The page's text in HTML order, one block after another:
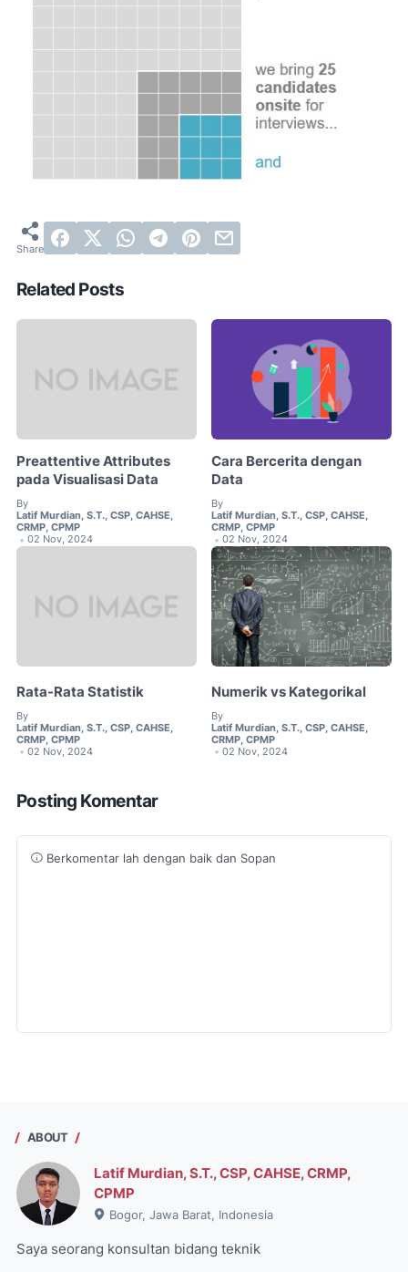
Related Posts
Preattentive Attributes
pada Visualisasi Data
By
Latif Murdian, S.T., CSP, CAHSE,
CRMP, CPMP
• 02 Nov, 2024
Cara Bercerita dengan
Data
By
Latif Murdian, S.T., CSP, CAHSE,
CRMP, CPMP
• 02 Nov, 2024
Rata-Rata Statistik
By
Latif Murdian, S.T., CSP, CAHSE,
CRMP, CPMP
• 02 Nov, 2024
Numerik vs Kategorikal
By
Latif Murdian, S.T., CSP, CAHSE,
CRMP, CPMP
• 02 Nov, 2024
Posting Komentar
Berkomentar lah dengan baik dan Sopan
ABOUT
Latif Murdian, S.T., CSP, CAHSE, CRMP,
CPMP
Bogor, Jawa Barat, Indonesia
Saya seorang konsultan bidang teknik